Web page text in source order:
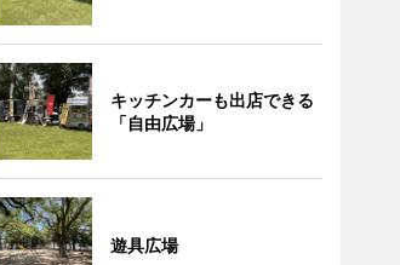
キッチンカーも出店できる
「自由広場」
遊具広場